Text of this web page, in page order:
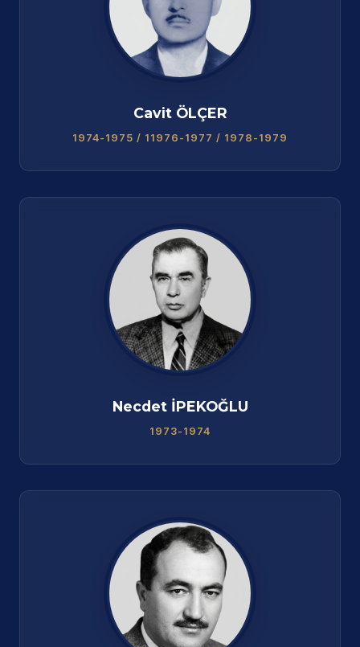
Cavit ÖLÇER
1974-1975 / 11976-1977 / 1978-1979
Necdet İPEKOĞLU
1973-1974